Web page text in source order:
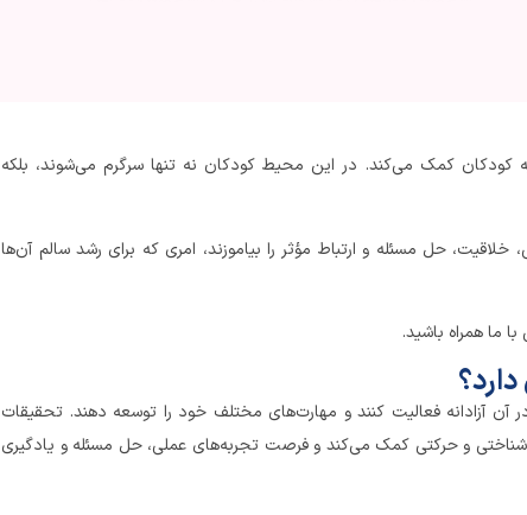
کمک می‌کند. در این محیط کودکان نه ‌تنها سرگرم می‌شوند، بلکه
حل مسئله و ارتباط مؤثر را بیاموزند، امری که برای رشد سالم آن‌ها
ما همراه باشید.
آزادانه فعالیت کنند و مهارت‌های مختلف خود را توسعه دهند. تحقیقات
و حرکتی کمک می‌کند و فرصت تجربه‌های عملی، حل مسئله و یادگیری